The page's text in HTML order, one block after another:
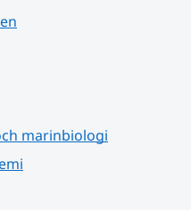
marinbiologi